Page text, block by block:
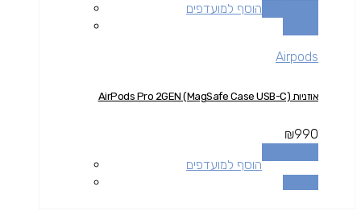
הוסף למועדפים
Airpods
אוזניות AirPods Pro 2GEN (MagSafe Case USB-C)
₪990
הוסף למועדפים